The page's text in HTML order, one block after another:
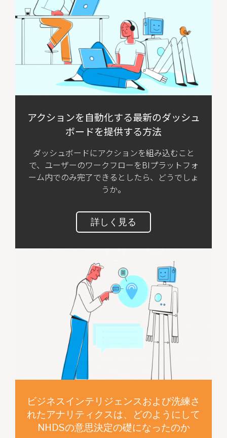
アクションを自動化する最新のダッシュ
ボードを提供する方法
ダッシュボードにアクションを組み込むこと
で、ユーザーのワークフローをBIプラットフォ
ーム内でのみ完了できるとしたら、どうでしょ
うか。
詳しく見る
ビジネスインテリジェンスおよび洗練さ
れたアナリティクスは、どのようにして
NHDSの意思決定の礎になったのか